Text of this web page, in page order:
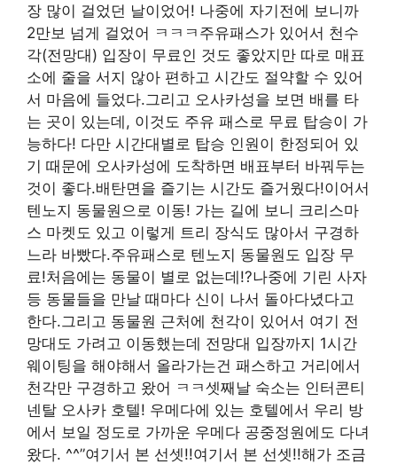
장 많이 걸었던 날이었어! 나중에 자기전에 보니까
2만보 넘게 걸었어 ㅋㅋㅋ주유패스가 있어서 천수
각(전망대) 입장이 무료인 것도 좋았지만 따로 매표
소에 줄을 서지 않아 편하고 시간도 절약할 수 있어
서 마음에 들었다.그리고 오사카성을 보면 배를 타
는 곳이 있는데, 이것도 주유 패스로 무료 탑승이 가
능하다! 다만 시간대별로 탑승 인원이 한정되어 있
기 때문에 오사카성에 도착하면 배표부터 바꿔두는
것이 좋다.배탄면을 즐기는 시간도 즐거웠다!이어서
텐노지 동물원으로 이동! 가는 길에 보니 크리스마
스 마켓도 있고 이렇게 트리 장식도 많아서 구경하
느라 바빴다.주유패스로 텐노지 동물원도 입장 무
료!처음에는 동물이 별로 없는데!?나중에 기린 사자
등 동물들을 만날 때마다 신이 나서 돌아다녔다고
한다.그리고 동물원 근처에 천각이 있어서 여기 전
망대도 가려고 이동했는데 전망대 입장까지 1시간
웨이팅을 해야해서 올라가는건 패스하고 거리에서
천각만 구경하고 왔어 ㅋㅋ셋째날 숙소는 인터콘티
넨탈 오사카 호텔! 우메다에 있는 호텔에서 우리 방
에서 보일 정도로 가까운 우메다 공중정원에도 다녀
왔다. ^^”여기서 본 선셋!!여기서 본 선셋!!해가 조금